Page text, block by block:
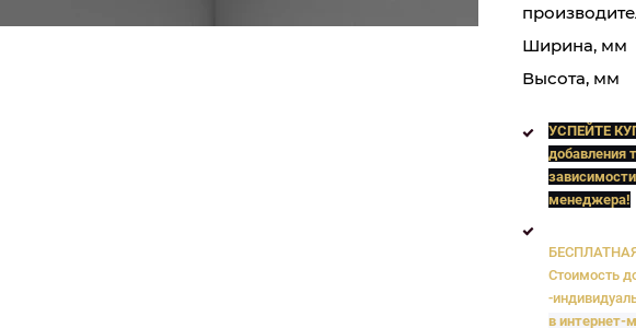
Ширина, мм
Высота, мм
УСПЕЙТЕ
добавления
менеджера!
Стоимость
-
в интернет-